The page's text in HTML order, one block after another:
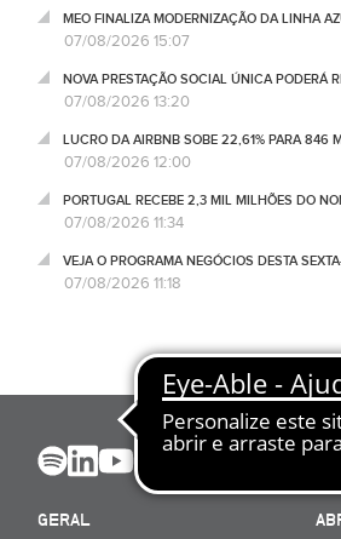
MEO FINALIZA MODERNIZAÇÃO DA LINHA
07/08/2026 15:07
NOVA PRESTAÇÃO SOCIAL ÚNICA PODERÁ
07/08/2026 13:20
LUCRO DA AIRBNB SOBE 22,61% PARA 846
07/08/2026 12:00
PORTUGAL RECEBE 2,3 MIL MILHÕES DO
07/08/2026 11:34
VEJA O PROGRAMA NEGÓCIOS DESTA
07/08/2026 11:18
GERAL